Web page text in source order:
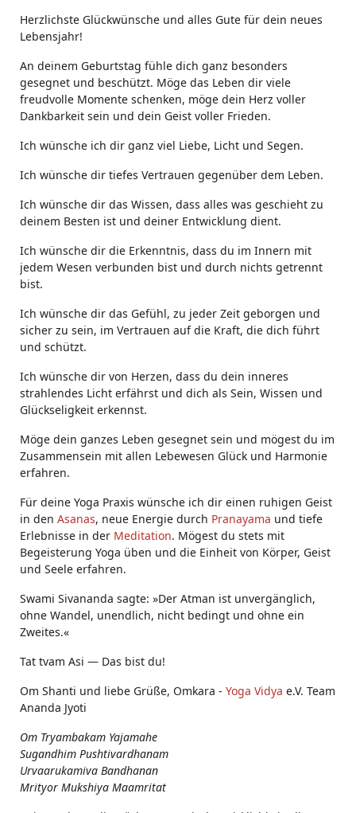
Herzlichste Glückwünsche und alles Gute für dein neues
Lebensjahr!
An deinem Geburtstag fühle dich ganz besonders
gesegnet und beschützt. Möge das Leben dir viele
freudvolle Momente schenken, möge dein Herz voller
Dankbarkeit sein und dein Geist voller Frieden.
Ich wünsche ich dir ganz viel Liebe, Licht und Segen.
Ich wünsche dir tiefes Vertrauen gegenüber dem Leben.
Ich wünsche dir das Wissen, dass alles was geschieht zu
deinem Besten ist und deiner Entwicklung dient.
Ich wünsche dir die Erkenntnis, dass du im Innern mit
jedem Wesen verbunden bist und durch nichts getrennt
bist.
Ich wünsche dir das Gefühl, zu jeder Zeit geborgen und
sicher zu sein, im Vertrauen auf die Kraft, die dich führt
und schützt.
Ich wünsche dir von Herzen, dass du dein inneres
strahlendes Licht erfährst und dich als Sein, Wissen und
Glückseligkeit erkennst.
Möge dein ganzes Leben gesegnet sein und mögest du im
Zusammensein mit allen Lebewesen Glück und Harmonie
erfahren.
Für deine Yoga Praxis wünsche ich dir einen ruhigen Geist
in den Asanas, neue Energie durch Pranayama und tiefe
Erlebnisse in der Meditation. Mögest du stets mit
Begeisterung Yoga üben und die Einheit von Körper, Geist
und Seele erfahren.
Swami Sivananda sagte: »Der Atman ist unvergänglich,
ohne Wandel, unendlich, nicht bedingt und ohne ein
Zweites.«
Tat tvam Asi ― Das bist du!
Om Shanti und liebe Grüße, Omkara - Yoga Vidya e.V. Team
Ananda Jyoti
Om Tryambakam Yajamahe
Sugandhim Pushtivardhanam
Urvaarukamiva Bandhanan
Mrityor Mukshiya Maamritat